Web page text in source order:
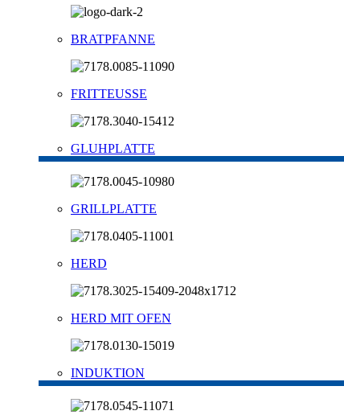
BRATPFANNE
FRITTEUSSE
GLUHPLATTE
GRILLPLATTE
HERD
HERD MIT OFEN
INDUKTION